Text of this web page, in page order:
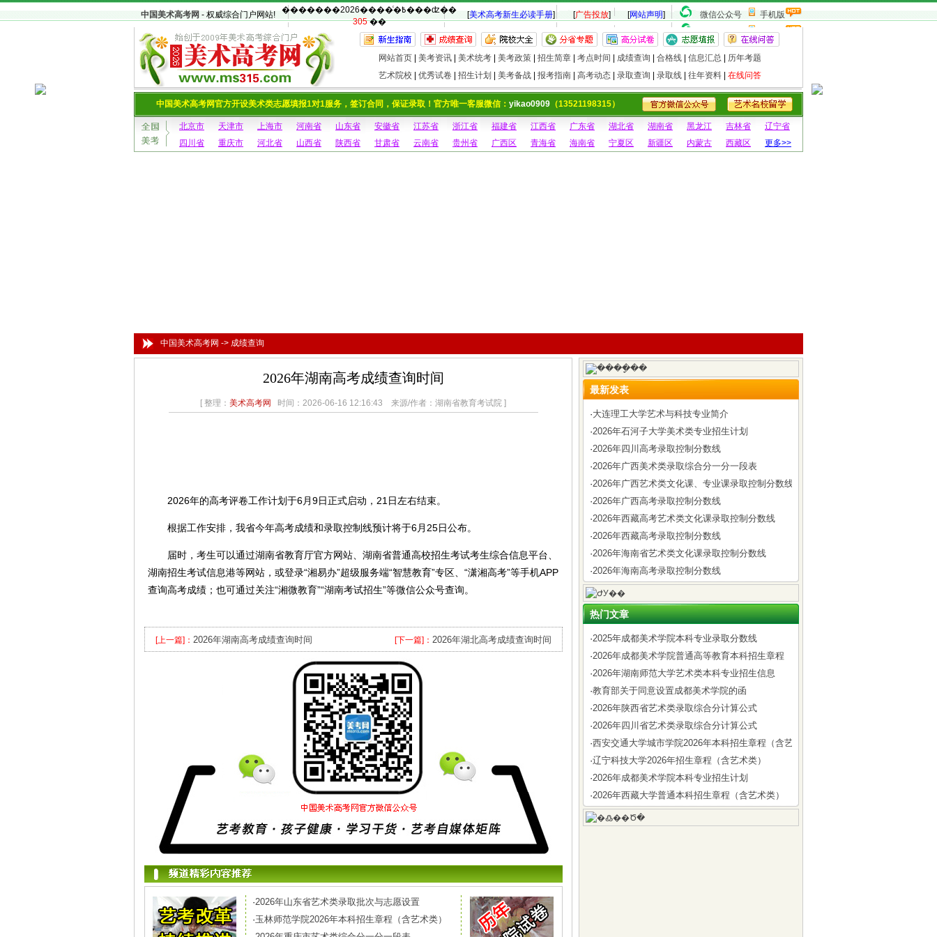
中国美术高考网 - 权威综合门户网站!
�������2026����ͨ�߿���ʣ��
305��
[美术高考新生必读手册] [广告投放] [网站声明] 微信公众号 手机版
网站首页| 美考资讯| 美术统考| 美考政策| 招生简章| 考点时间 成绩查询 合格线| 信息汇总
历年考题
艺术院校| 优秀试卷| 招生计划 美考备战| 报考指南| 高考动态| 录取查询 录取线| 往年资料| 在线问答
中国美术高考网官方开设美术类志愿填报1对1服务，签订合同，保证录取！官方唯一客服微信： yikao0909 （13521198315）
北京市 天津市 上海市 河南省 山东省 安徽省 江苏省 浙江省 福建省 江西省 广东省 湖北省 湖南省 黑龙江 吉林省
辽宁省
四川省
重庆市 河北省 山西省 陕西省 甘肃省 云南省 贵州省 广西区 青海省 海南省 宁夏区 新疆区 内蒙古 西藏区 更多>>
中国美术高考网 -> 成绩查询
2026年湖南高考成绩查询时间
[ 整理： 美术高考网 时间：2026-06-16 12:16:43 来源/作者：湖南省教育考试院 ]
2026年的高考评卷工作计划于6月9日正式启动，21日左右结束。
根据工作安排，我省今年高考成绩和录取控制线预计将于6月25日公布。
届时，考生可以通过湖南省教育厅官方网站、湖南省普通高校招生考试考生综合信息平台、
湖南招生考试信息港等网站，或登录“湘易办”超级服务端“智慧教育”专区、“潇湘高考”等手机APP
查询高考成绩；也可通过关注“湘微教育”“湖南考试招生”等微信公众号查询。
[上一篇]： 2026年湖南高考成绩查询时间 [下一篇]： 2026年湖北高考成绩查询时间
·2026年山东省艺术类录取批次与志愿设置
·玉林师范学院2026年本科招生章程（含艺术类）
最新发表
·大连理工大学艺术与科技专业简介
·2026年石河子大学美术类专业招生计划
·2026年四川高考录取控制分数线
·2026年广西美术类录取综合分一分一段表
·2026年广西艺术类文化课、专业课录取控制分数线
·2026年广西高考录取控制分数线
·2026年西藏高考艺术类文化课录取控制分数线
·2026年西藏高考录取控制分数线
·2026年海南省艺术类文化课录取控制分数线
·2026年海南高考录取控制分数线
热门文章
·2025年成都美术学院本科专业录取分数线
·2026年成都美术学院普通高等教育本科招生章程
·2026年湖南师范大学艺术类本科专业招生信息
·教育部关于同意设置成都美术学院的函
·2026年陕西省艺术类录取综合分计算公式
·2026年四川省艺术类录取综合分计算公式
·西安交通大学城市学院2026年本科招生章程（含艺术类）
·辽宁科技大学2026年招生章程（含艺术类）
·2026年成都美术学院本科专业招生计划
·2026年西藏大学普通本科招生章程（含艺术类）